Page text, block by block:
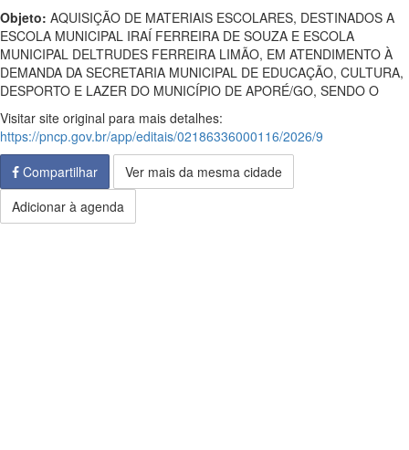
Objeto: AQUISIÇÃO DE MATERIAIS ESCOLARES, DESTINADOS A
ESCOLA MUNICIPAL IRAÍ FERREIRA DE SOUZA E ESCOLA
MUNICIPAL DELTRUDES FERREIRA LIMÃO, EM ATENDIMENTO À
DEMANDA DA SECRETARIA MUNICIPAL DE EDUCAÇÃO, CULTURA,
DESPORTO E LAZER DO MUNICÍPIO DE APORÉ/GO, SENDO O
Visitar site original para mais detalhes:
https://pncp.gov.br/app/editais/02186336000116/2026/9
Compartilhar
Ver mais da mesma cidade
Adicionar à agenda